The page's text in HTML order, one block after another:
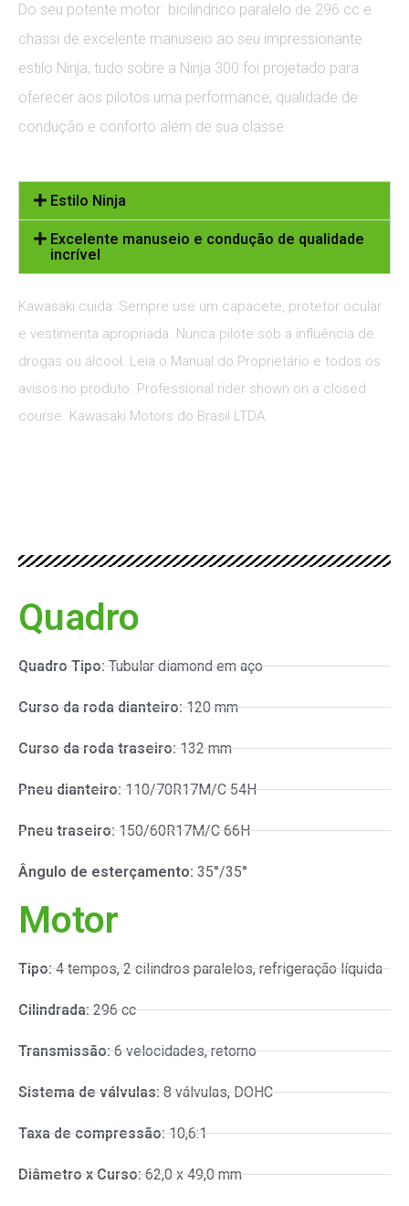
Do seu potente motor bicilindrico paralelo de 296 cc e
chassi de excelente manuseio ao seu impressionante
estilo Ninja, tudo sobre a Ninja 300 foi projetado para
oferecer aos pilotos uma performance, qualidade de
condução e conforto além de sua classe.
Estilo Ninja
Excelente manuseio e condução de qualidade
incrível
Kawasaki cuida: Sempre use um capacete, protetor ocular
e vestimenta apropriada. Nunca pilote sob a influência de
drogas ou álcool. Leia o Manual do Proprietário e todos os
avisos no produto. Professional rider shown on a closed
course. Kawasaki Motors do Brasil LTDA.
Quadro
Quadro Tipo:Tubular diamond em aço
Curso da roda dianteiro:120 mm
Curso da roda traseiro:132 mm
Pneu dianteiro:110/70R17M/C 54H
Pneu traseiro:150/60R17M/C 66H
Ângulo de esterçamento: 35°/35°
Motor
Tipo:4 tempos, 2 cilindros paralelos, refrigeração líquida
Cilindrada:296 cc
Transmissão:6 velocidades, retorno
Sistema de válvulas:8 válvulas, DOHC
Taxa de compressão:10,6:1
Diâmetro x Curso:62,0 x 49,0 mm